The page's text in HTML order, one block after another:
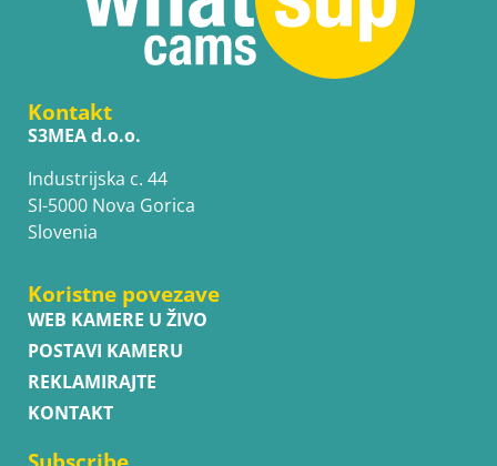
Kontakt
S3MEA d.o.o.
Industrijska c. 44
SI-5000 Nova Gorica
Slovenia
Koristne povezave
WEB KAMERE U ŽIVO
POSTAVI KAMERU
REKLAMIRAJTE
KONTAKT